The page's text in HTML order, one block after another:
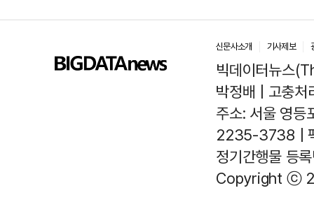
신문사소개 기사제보
빅데이터뉴스
박정배 | 고충
주소: 서울 영
2235-3738 |
정기간행물 등
Copyright ⓒ